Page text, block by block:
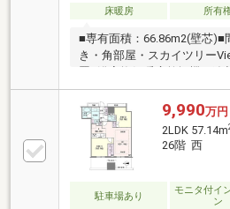
床暖房 所有
■専有面積：66.86m2(壁芯)■
き・角部屋・スカイツリー
ズの浴室■食器洗浄機・食器
ン)■収納スペース豊富■留守
有■ペット飼育可（細則有
階に保育所テナントのため
便性・敷地内駐車場：月額
台 駐輪場：月額費用有（金
認）
9,990万円
2LDK 57.14m
26階 西
駐車場あり
モニタ付イ
ン